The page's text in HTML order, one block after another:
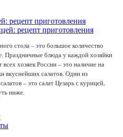
рецепт приготовления
стола – это большое количество
Праздничные блюда у каждой хозяйки
хозяек России – это наличие на
вкуснейших салатов. Один из
– это салат Цезарь с курицей,
ниже.